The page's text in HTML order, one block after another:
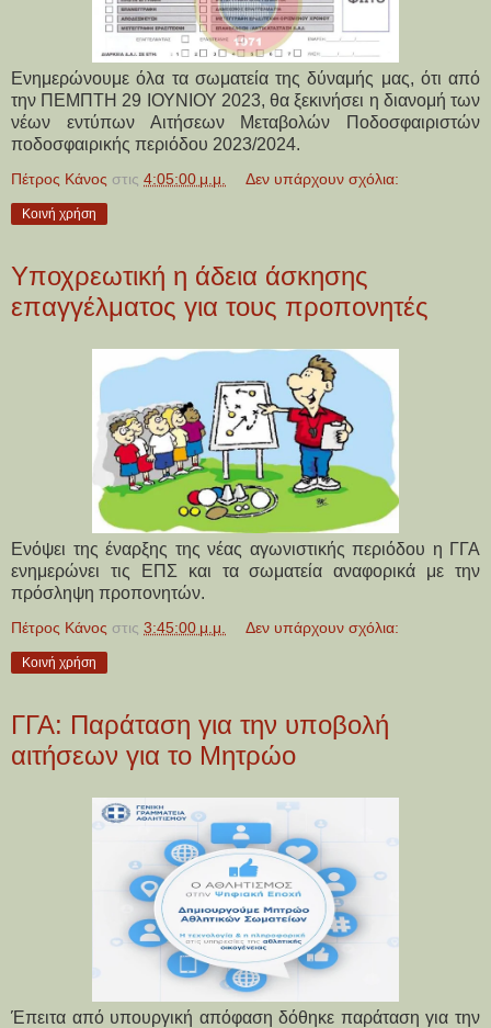
Ενημερώνουμε όλα τα σωματεία της δύναμής μας, ότι από
την ΠΕΜΠΤΗ 29 ΙΟΥΝΙΟΥ 2023, θα ξεκινήσει η διανομή των
νέων εντύπων Αιτήσεων Μεταβολών Ποδοσφαιριστών
ποδοσφαιρικής περιόδου 2023/2024.
Πέτρος Κάνος στις 4:05:00 μ.μ. Δεν υπάρχουν σχόλια:
Κοινή χρήση
Υποχρεωτική η άδεια άσκησης
επαγγέλματος για τους προπονητές
Ενόψει της έναρξης της νέας αγωνιστικής περιόδου η ΓΓΑ
ενημερώνει τις ΕΠΣ και τα σωματεία αναφορικά με την
πρόσληψη προπονητών.
Πέτρος Κάνος στις 3:45:00 μ.μ. Δεν υπάρχουν σχόλια:
Κοινή χρήση
ΓΓΑ: Παράταση για την υποβολή
αιτήσεων για το Μητρώο
Έπειτα από υπουργική απόφαση δόθηκε παράταση για την